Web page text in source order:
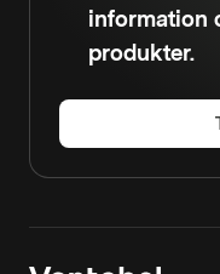
information
produkter.